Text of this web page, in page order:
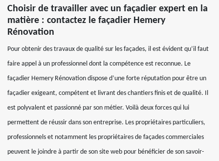
Choisir de travailler avec un façadier expert en la
matière : contactez le façadier Hemery
Rénovation
Pour obtenir des travaux de qualité sur les façades, il est évident qu’il faut
faire appel à un professionnel dont la compétence est reconnue. Le
façadier Hemery Rénovation dispose d’une forte réputation pour être un
façadier exigeant, compétent et livrant des chantiers finis et de qualité. Il
est polyvalent et passionné par son métier. Voilà deux forces qui lui
permettent de réussir dans son entreprise. Les propriétaires particuliers,
professionnels et notamment les propriétaires de façades commerciales
peuvent le joindre à partir de son site web pour bénéficier de son savoir-